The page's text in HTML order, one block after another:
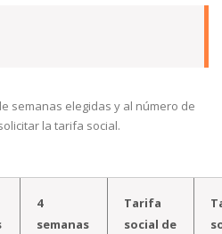
semanas elegidas y al número de
la tarifa social.
4
semanas
Tarifa
social de